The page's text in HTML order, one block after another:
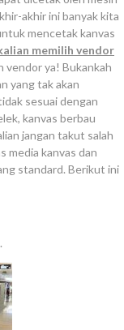
akhir ini banyak kita
mencetak kanvas
memilih vendor
vendor ya! Bukankah
yang tak akan
sesuai dengan
kanvas berbau
jangan takut salah
media kanvas dan
standard. Berikut ini